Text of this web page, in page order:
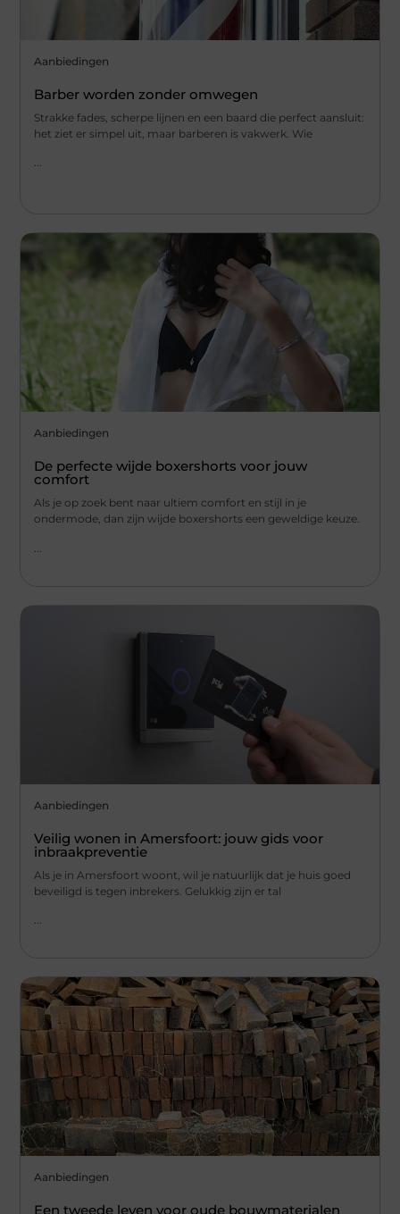
Aanbiedingen
Barber worden zonder omwegen
Strakke fades, scherpe lijnen en een baard die perfect aansluit:
het ziet er simpel uit, maar barberen is vakwerk. Wie
...
Aanbiedingen
De perfecte wijde boxershorts voor jouw
comfort
Als je op zoek bent naar ultiem comfort en stijl in je
ondermode, dan zijn wijde boxershorts een geweldige keuze.
Aanbiedingen
Veilig wonen in Amersfoort: jouw gids voor
inbraakpreventie
Als je in Amersfoort woont, wil je natuurlijk dat je huis goed
beveiligd is tegen inbrekers. Gelukkig zijn er tal
...
Aanbiedingen
Een tweede leven voor oude bouwmaterialen